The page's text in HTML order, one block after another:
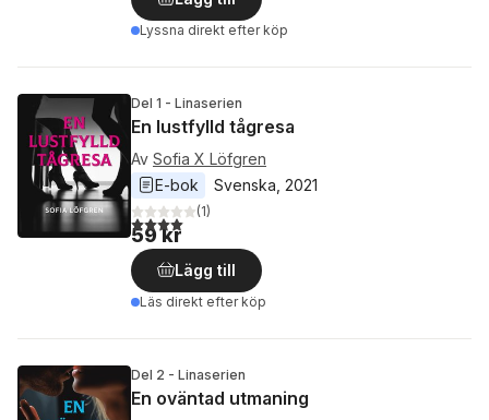
Lyssna direkt efter köp
Del 1 - Linaserien
En lustfylld tågresa
Av Sofia X Löfgren
E-bok
Svenska 2021
4,0utav 5 stjärnor. Totalt antal röster:
(1)
59 kr
Lägg till
Läs direkt efter köp
Del 2 - Linaserien
En oväntad utmaning